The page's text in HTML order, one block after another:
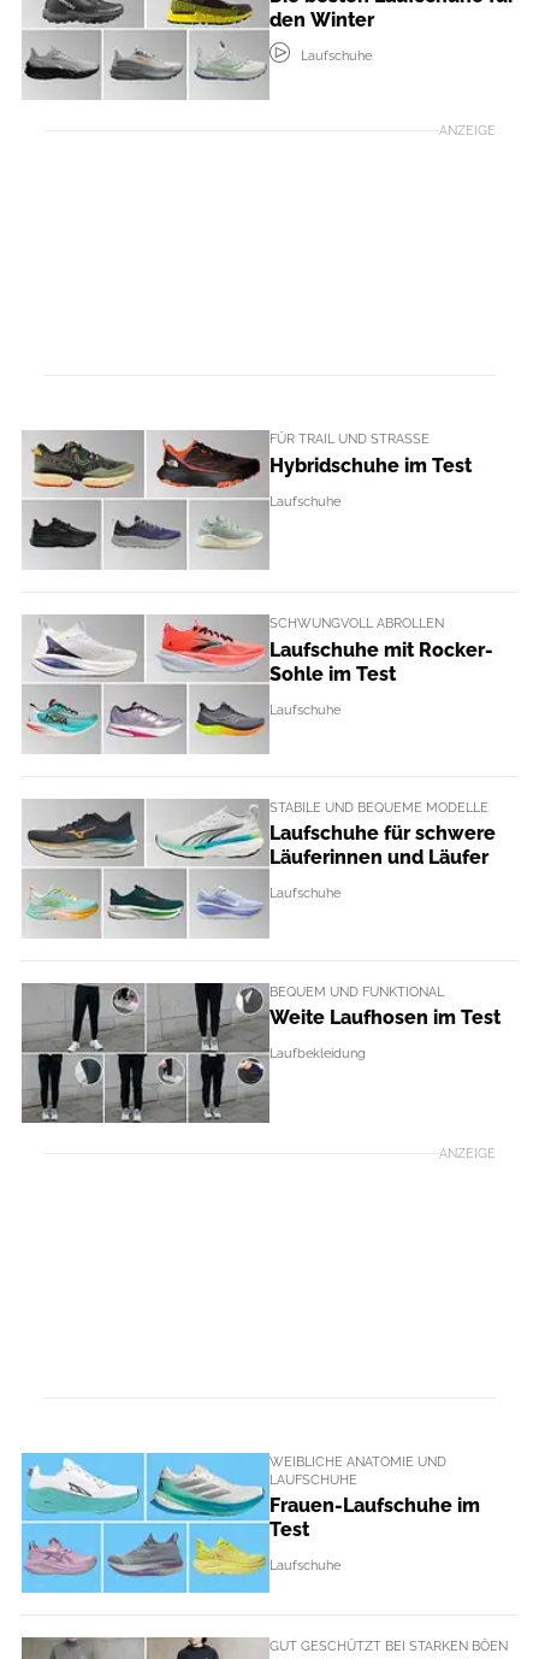
den Winter
Laufschuhe
ANZEIGE
FÜR TRAIL UND STRASSE
Hybridschuhe im Test
Laufschuhe
SCHWUNGVOLL ABROLLEN
Laufschuhe mit Rocker-
Sohle im Test
Laufschuhe
STABILE UND BEQUEME MODELLE
Laufschuhe für schwere
Läuferinnen und Läufer
Laufschuhe
BEQUEM UND FUNKTIONAL
Weite Laufhosen im Test
Laufbekleidung
ANZEIGE
WEIBLICHE ANATOMIE UND
LAUFSCHUHE
Frauen-Laufschuhe im
Test
Laufschuhe
GUT GESCHÜTZT BEI STARKEN BÖEN